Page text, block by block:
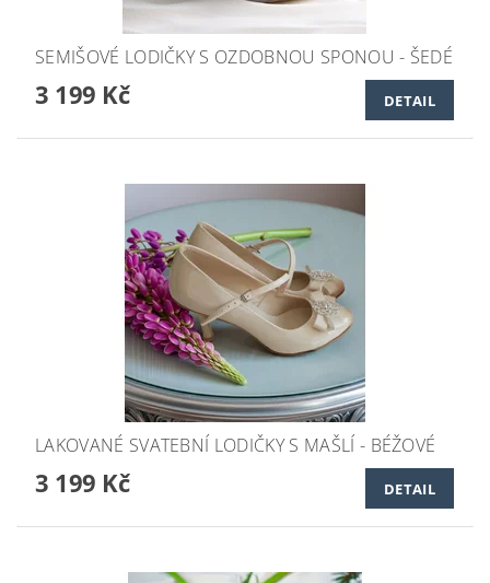
SEMIŠOVÉ LODIČKY S OZDOBNOU SPONOU - ŠEDÉ
3 199 Kč DETAIL
LAKOVANÉ SVATEBNÍ LODIČKY S MAŠLÍ - BÉŽOVÉ
3 199 Kč DETAIL